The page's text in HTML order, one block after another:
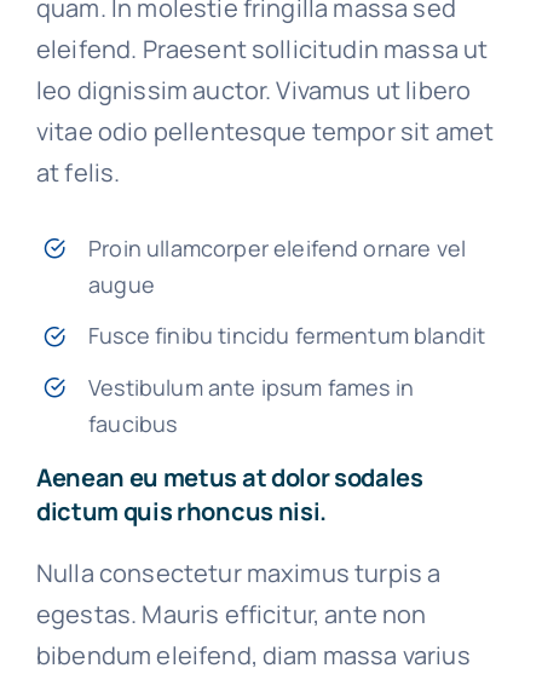
quam. In molestie fringilla massa sed
eleifend. Praesent sollicitudin massa ut
leo dignissim auctor. Vivamus ut libero
vitae odio pellentesque tempor sit amet
at felis.
Proin ullamcorper eleifend ornare vel
augue
Fusce finibu tincidu fermentum blandit
Vestibulum ante ipsum fames in
faucibus
Aenean eu metus at dolor sodales
dictum quis rhoncus nisi.
Nulla consectetur maximus turpis a
egestas. Mauris efficitur, ante non
bibendum eleifend, diam massa varius